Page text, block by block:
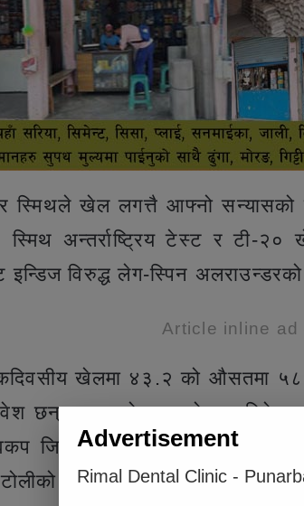
स्मिथले खेल लगत्तै आफ्नो सन्यासको
स्मिथ अन्तर्राष्ट्रिय टेस्ट र टी-
विरुद्ध लेग-स्पिन
Article inline ad
खेलमा ४३.२ को औसतमा
छन्। यसबाहेक उनले २८ विकेट
जित्ने अष्ट्रेलियाली टोलीका
कप्तान बनेका थिए।
Advertisement
Rimal Dental Clinic -